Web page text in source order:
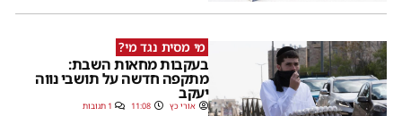
מי מסית נגד מי?
בעקבות מחאות השבת:
מתקפה חדשה על תושבי נווה
יעקב
אורי כץ 11:08 1 תגובות